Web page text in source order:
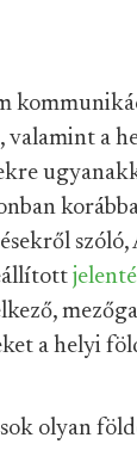
valamint a
a helyi
olyan